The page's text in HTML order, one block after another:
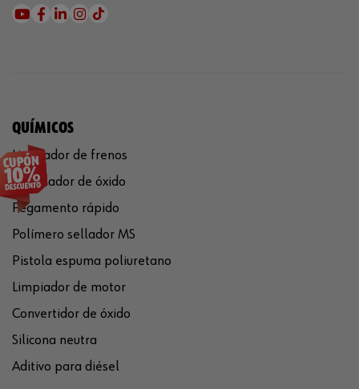
QUÍMICOS
Limpiador de frenos
Eliminador de óxido
Pegamento rápido
Polímero sellador MS
Pistola espuma poliuretano
Limpiador de motor
Convertidor de óxido
Silicona neutra
Aditivo para diésel